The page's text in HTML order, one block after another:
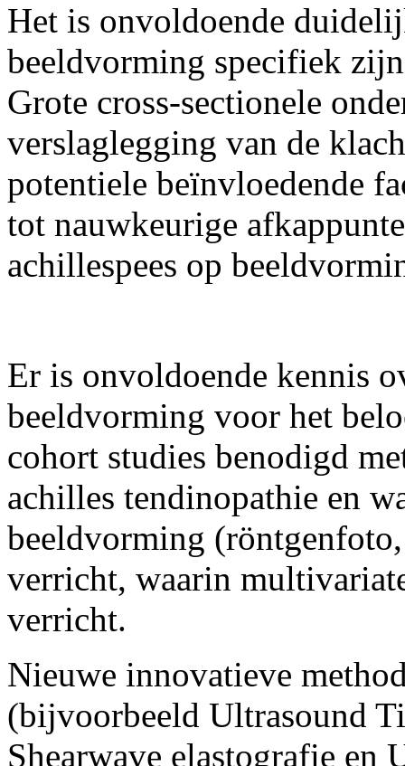
Het is onvoldoende
beeldvorming specifiek
Grote cross-sectionele
verslaglegging van de
potentiele beïnvloedende
tot nauwkeurige
achillespees op
Er is onvoldoende kennis
beeldvorming voor het
cohort studies benodigd
achilles tendinopathie en
beeldvorming
verricht, waarin
verricht.
Nieuwe innovatieve
(bijvoorbeeld Ultrasound
Shearwave elastografie